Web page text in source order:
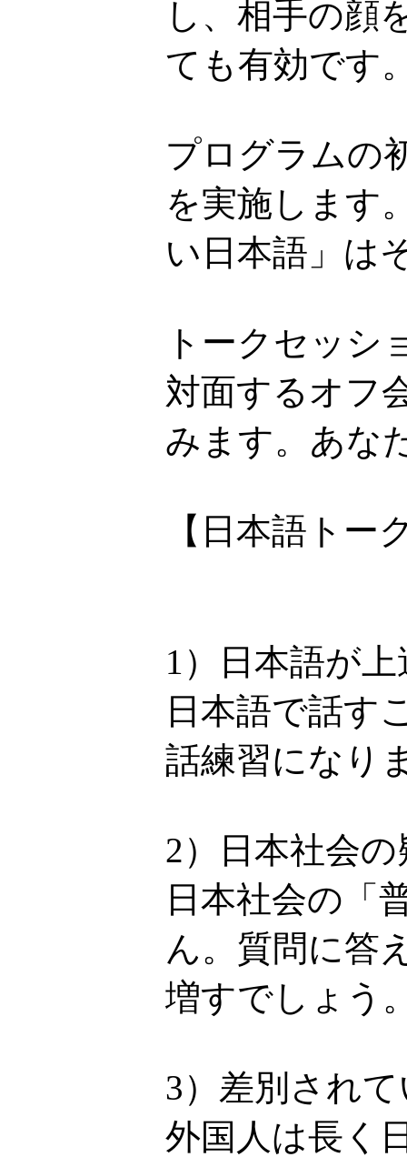
し、相手の顔
ても有効です
プログラムの
を実施します
い日本語」は
トークセッシ
対面するオフ
みます。あな
【日本語ト
1）日本語が
日本語で話す
話練習になり
2）日本社会
日本社会の「
ん。質問に答
増すでしょう
3）差別され
外国人は長く